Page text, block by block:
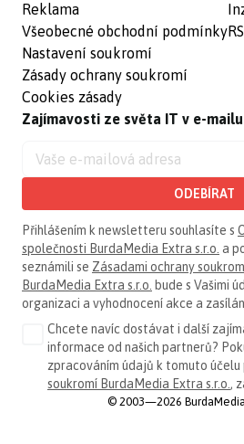
Reklama
Všeobecné obchodní podmínky
Nastavení soukromí
Zásady ochrany soukromí
Cookies zásady
Zajímavosti ze světa IT v e-mailu
ODEBÍRAT
Přihlášením k newsletteru souhlasíte s
společnosti BurdaMedia Extra s.r.o. a
seznámili se Zásadami ochrany
BurdaMedia Extra s.r.o. bude s Vašimi
organizaci a vyhodnocení akce a
Chcete navíc dostávat i další
informace od našich partnerů?
zpracováním údajů k tomuto účelu
soukromí BurdaMedia Extra s.r.o. ,
© 2003—2026 BurdaMedia